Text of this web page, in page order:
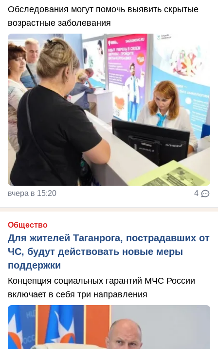
Обследования могут помочь выявить скрытые
возрастные заболевания
вчера в 15:20 4
Общество
Для жителей Таганрога, пострадавших от
ЧС, будут действовать новые меры
поддержки
Концепция социальных гарантий МЧС России
включает в себя три направления